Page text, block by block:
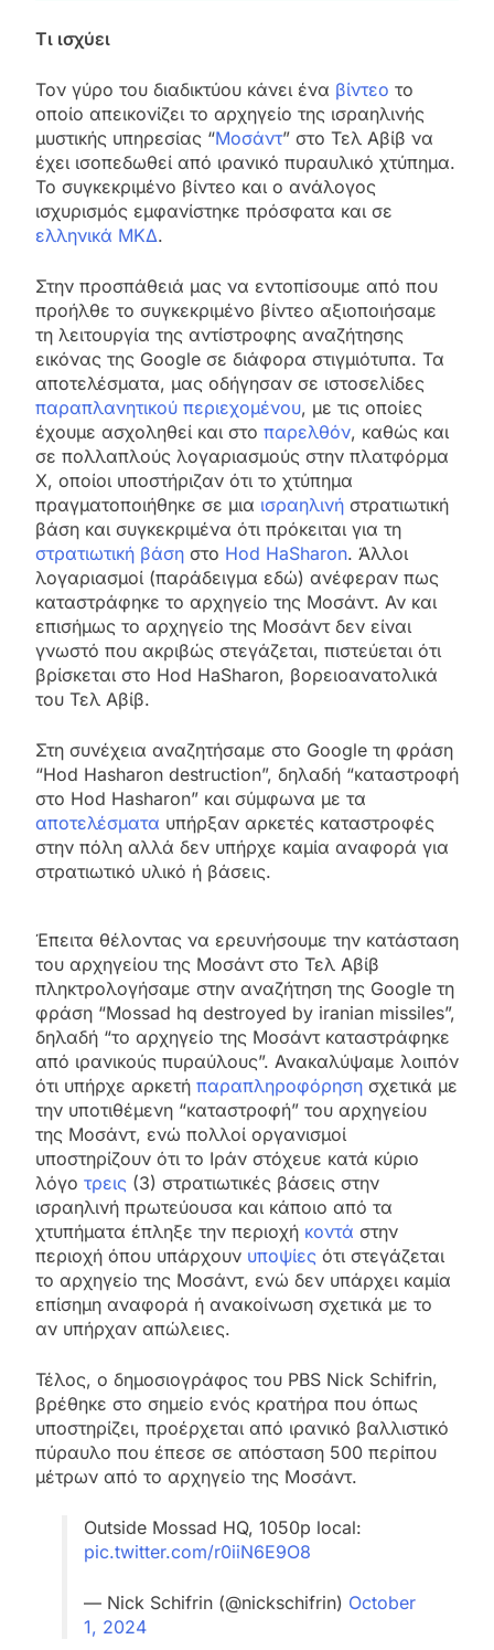
Τι ισχύει
Τον γύρο του διαδικτύου κάνει ένα βίντεο το
οποίο απεικονίζει το αρχηγείο της ισραηλινής
μυστικής υπηρεσίας “Μοσάντ” στο Τελ Αβίβ να
έχει ισοπεδωθεί από ιρανικό πυραυλικό χτύπημα.
Το συγκεκριμένο βίντεο και ο ανάλογος
ισχυρισμός εμφανίστηκε πρόσφατα και σε
ελληνικά ΜΚΔ.
Στην προσπάθειά μας να εντοπίσουμε από που
προήλθε το συγκεκριμένο βίντεο αξιοποιήσαμε
τη λειτουργία της αντίστροφης αναζήτησης
εικόνας της Google σε διάφορα στιγμιότυπα. Τα
αποτελέσματα, μας οδήγησαν σε ιστοσελίδες
παραπλανητικού περιεχομένου, με τις οποίες
έχουμε ασχοληθεί και στο παρελθόν, καθώς και
σε πολλαπλούς λογαριασμούς στην πλατφόρμα
X, οποίοι υποστήριζαν ότι το χτύπημα
πραγματοποιήθηκε σε μια ισραηλινή στρατιωτική
βάση και συγκεκριμένα ότι πρόκειται για τη
στρατιωτική βάση στο Hod HaSharon. Άλλοι
λογαριασμοί (παράδειγμα εδώ) ανέφεραν πως
καταστράφηκε το αρχηγείο της Μοσάντ. Αν και
επισήμως το αρχηγείο της Μοσάντ δεν είναι
γνωστό που ακριβώς στεγάζεται, πιστεύεται ότι
βρίσκεται στο Hod HaSharon, βορειοανατολικά
του Τελ Αβίβ.
Στη συνέχεια αναζητήσαμε στο Google τη φράση
“Hod Hasharon destruction”, δηλαδή “καταστροφή
στο Hod Hasharon” και σύμφωνα με τα
αποτελέσματα υπήρξαν αρκετές καταστροφές
στην πόλη αλλά δεν υπήρχε καμία αναφορά για
στρατιωτικό υλικό ή βάσεις.
Έπειτα θέλοντας να ερευνήσουμε την κατάσταση
του αρχηγείου της Μοσάντ στο Τελ Αβίβ
πληκτρολογήσαμε στην αναζήτηση της Google τη
φράση “Mossad hq destroyed by iranian missiles”,
δηλαδή “το αρχηγείο της Μοσάντ καταστράφηκε
από ιρανικούς πυραύλους”. Ανακαλύψαμε λοιπόν
ότι υπήρχε αρκετή παραπληροφόρηση σχετικά με
την υποτιθέμενη “καταστροφή” του αρχηγείου
της Μοσάντ, ενώ πολλοί οργανισμοί
υποστηρίζουν ότι το Ιράν στόχευε κατά κύριο
λόγο τρεις (3) στρατιωτικές βάσεις στην
ισραηλινή πρωτεύουσα και κάποιο από τα
χτυπήματα έπληξε την περιοχή κοντά στην
περιοχή όπου υπάρχουν υποψίες ότι στεγάζεται
το αρχηγείο της Μοσάντ, ενώ δεν υπάρχει καμία
επίσημη αναφορά ή ανακοίνωση σχετικά με το
αν υπήρχαν απώλειες.
Τέλος, ο δημοσιογράφος του PBS Nick Schifrin,
βρέθηκε στο σημείο ενός κρατήρα που όπως
υποστηρίζει, προέρχεται από ιρανικό βαλλιστικό
πύραυλο που έπεσε σε απόσταση 500 περίπου
μέτρων από το αρχηγείο της Μοσάντ.
Outside Mossad HQ, 1050p local:
pic.twitter.com/r0iiN6E9O8
— Nick Schifrin (@nickschifrin) October
1, 2024